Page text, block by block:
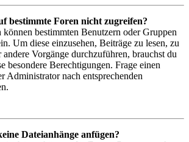
bestimmte Foren nicht zugreifen?
können bestimmten Benutzern oder Gruppen
Um diese einzusehen, Beiträge zu lesen, zu
andere Vorgänge durchzuführen, brauchst du
besondere Berechtigungen. Frage einen
Administrator nach entsprechenden
Dateianhänge anfügen?